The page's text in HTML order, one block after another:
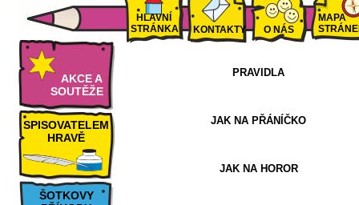
HLAVNÍ
STRÁNKA
KONTAKTY O NÁS
MAPA
AKCE A
SOUTĚŽE
SPISOVATELEM
HRAVĚ
ŠOTKOVY
PRAVIDLA
JAK NA PŘÁNÍČKO
JAK NA HOROR